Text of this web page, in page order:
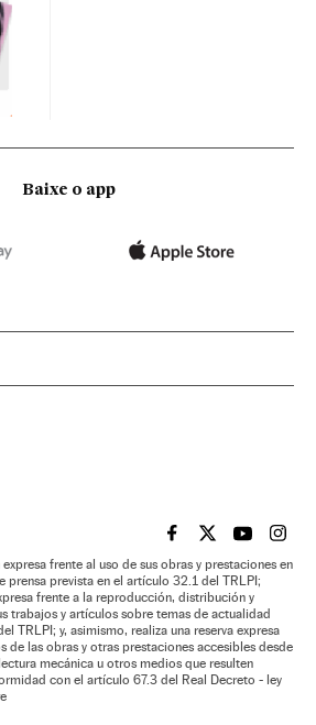
Baixe o app
EL PAÍS BRASIL EN
EL PAÍSEL PAÍS
EL
frente al uso de sus obras y prestaciones en
prensa prevista en el artículo 32.1 del TRLPI;
frente a la reproducción, distribución y
trabajos y artículos sobre temas de actualidad
TRLPI; y, asimismo, realiza una reserva expresa
de las obras y otras prestaciones accesibles desde
mecánica u otros medios que resulten
con el artículo 67.3 del Real Decreto - ley